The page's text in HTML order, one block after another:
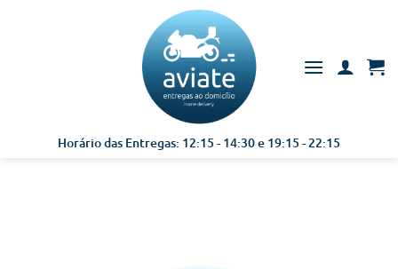
Horário das Entregas: 12:15 - 14:30 e 19:15 - 22:15